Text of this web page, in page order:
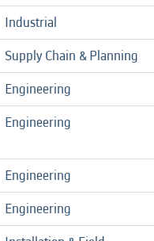
Industrial
Supply Chain & Planning
Engineering
Engineering
Engineering
Engineering